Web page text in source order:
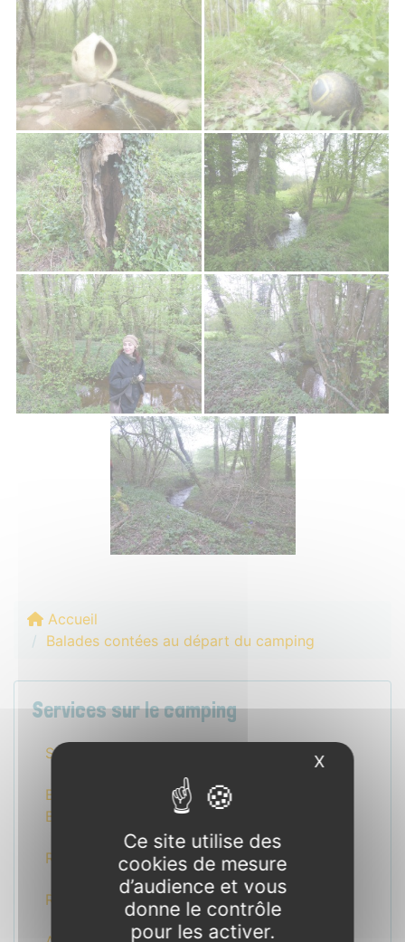
Accueil
Balades contées au départ du camping
Services sur le camping
Services et Équipements
Bar, épicerie et produits locaux de
Brocéliande
Relais d’informations touristiques
Restauration
Ce site utilise des
cookies de mesure
d’audience et vous
donne le contrôle
pour les activer.
X Masquer